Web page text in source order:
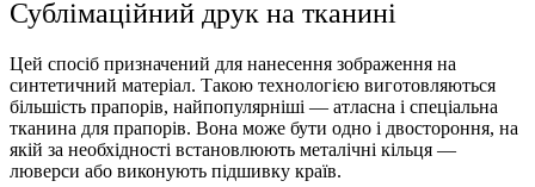
Сублімаційний друк на тканині
Цей спосіб призначений для нанесення зображення на
синтетичний матеріал. Такою технологією виготовляються
більшість прапорів, найпопулярніші — атласна і спеціальна
тканина для прапорів. Вона може бути одно і двостороння, на
якій за необхідності встановлюють металічні кільця —
люверси або виконують підшивку країв.